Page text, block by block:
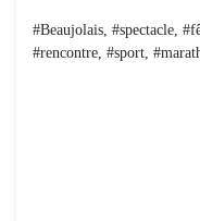
#Beaujolais, #spectacle,
#rencontre, #sport,